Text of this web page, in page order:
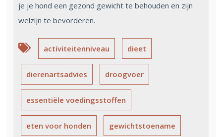
je je hond een gezond gewicht te behouden en zijn
welzijn te bevorderen.
activiteitenniveau dieet
dierenartsadvies droogvoer
essentiële voedingsstoffen
eten voor honden gewichtstoename